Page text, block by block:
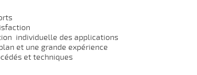
individuelle des applications
et une grande expérience
et techniques